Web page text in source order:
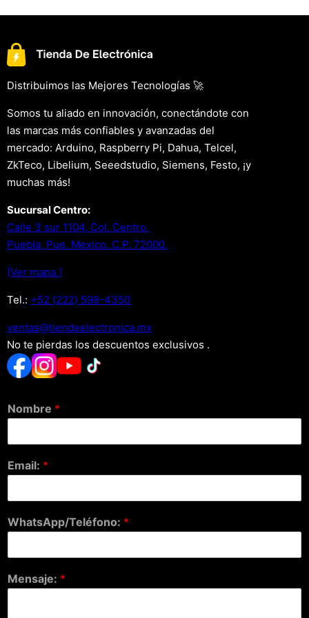
Distribuimos las Mejores Tecnologías 🚀
Somos tu aliado en innovación, conectándote con
las marcas más confiables y avanzadas del
mercado: Arduino, Raspberry Pi, Dahua, Telcel,
ZkTeco, Libelium, Seeedstudio, Siemens, Festo, ¡y
muchas más!
Sucursal Centro:
Calle 3 sur 1104, Col. Centro.
Puebla, Pue. Mexico. C.P. 72000.
[Ver mapa.]
Tel.: +52 (222) 598-4350
xm.acinortceleedneit@satnev
No te pierdas los descuentos exclusivos .
Nombre *
Email: *
WhatsApp/Teléfono: *
Mensaje: *